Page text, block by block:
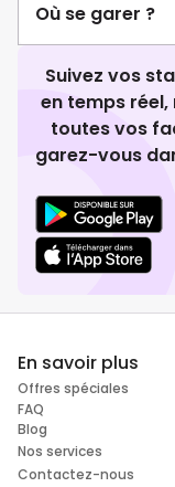
Où se garer ?
Suivez vos
en temps
toutes vos
garez-vous
En savoir plus
Offres spéciales
FAQ
Blog
Nos services
Contactez-nous